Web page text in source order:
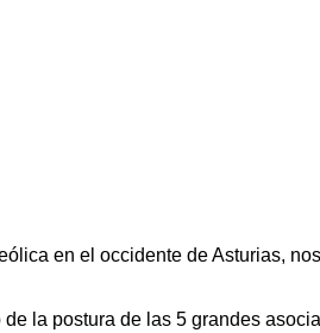
en el occidente de Asturias,
la postura de las 5 grandes